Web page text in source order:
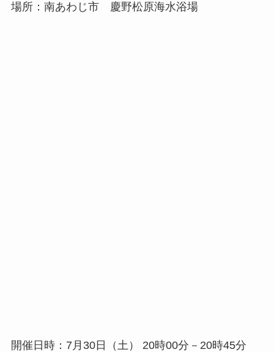
場所：南あわじ市 慶野松原海水浴場
開催日時：7月30日（土） 20時00分－20時45分